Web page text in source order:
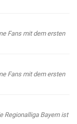
Fans mit dem ersten
Fans mit dem ersten
Regionalliga Bayern ist